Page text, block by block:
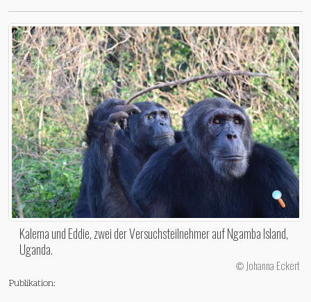
Kalema und Eddie, zwei der Versuchsteilnehmer auf Ngamba Island,
Uganda.
© Johanna Eckert
Publikation: